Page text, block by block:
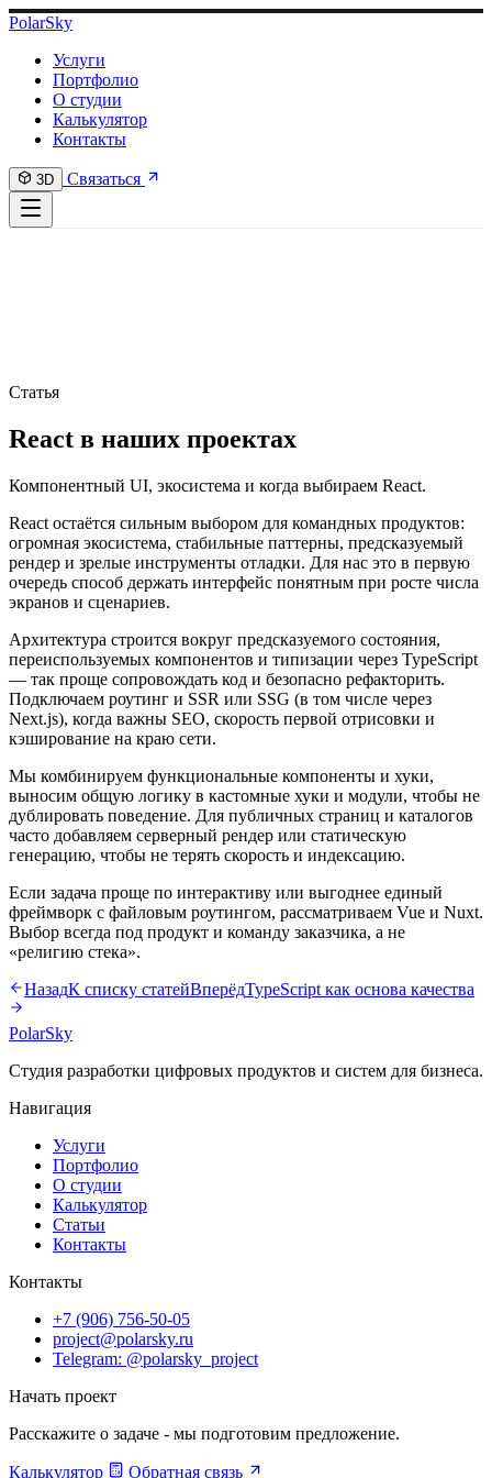
PolarSky
Услуги
Портфолио
О студии
Калькулятор
Контакты
3D Связаться
Статья
React в наших проектах
Компонентный UI, экосистема и когда выбираем React.
React остаётся сильным выбором для командных продуктов:
огромная экосистема, стабильные паттерны, предсказуемый
рендер и зрелые инструменты отладки. Для нас это в первую
очередь способ держать интерфейс понятным при росте числа
экранов и сценариев.
Архитектура строится вокруг предсказуемого состояния,
переиспользуемых компонентов и типизации через TypeScript
— так проще сопровождать код и безопасно рефакторить.
Подключаем роутинг и SSR или SSG (в том числе через
Next.js), когда важны SEO, скорость первой отрисовки и
кэширование на краю сети.
Мы комбинируем функциональные компоненты и хуки,
выносим общую логику в кастомные хуки и модули, чтобы не
дублировать поведение. Для публичных страниц и каталогов
часто добавляем серверный рендер или статическую
генерацию, чтобы не терять скорость и индексацию.
Если задача проще по интерактиву или выгоднее единый
фреймворк с файловым роутингом, рассматриваем Vue и Nuxt.
Выбор всегда под продукт и команду заказчика, а не
«религию стека».
НазадК списку статейВперёдTypeScript как основа качества
PolarSky
Студия разработки цифровых продуктов и систем для бизнеса.
Навигация
Услуги
Портфолио
О студии
Калькулятор
Статьи
Контакты
Контакты
+7 (906) 756-50-05
project@polarsky.ru
Telegram: @polarsky_project
Начать проект
Расскажите о задаче - мы подготовим предложение.
Калькулятор Обратная связь